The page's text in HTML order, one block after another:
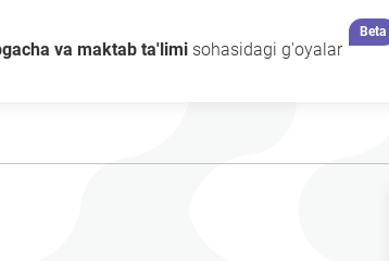
va maktab ta'limi sohasidagi g'oyalar
Beta